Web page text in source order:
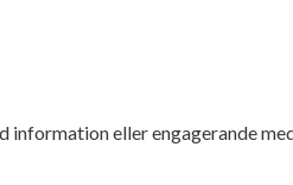
information eller engagerande